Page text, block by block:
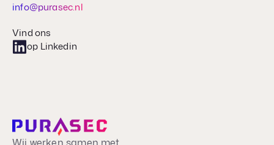
info@purasec.nl
Vind ons
op Linkedin